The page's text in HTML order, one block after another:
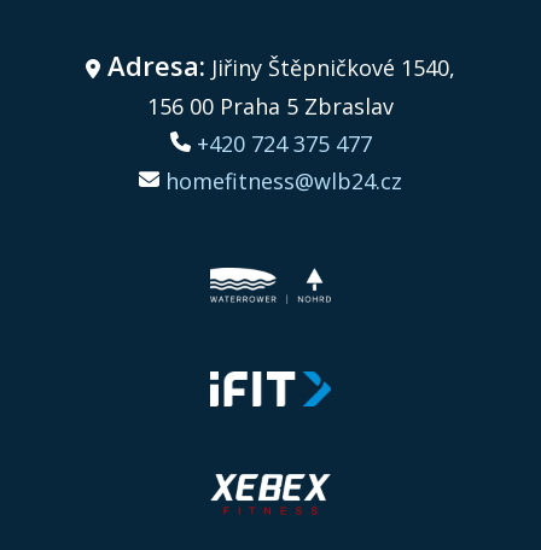
Adresa: Jiřiny Štěpničkové 1540,
156 00 Praha 5 Zbraslav
+420 724 375 477
homefitness@wlb24.cz